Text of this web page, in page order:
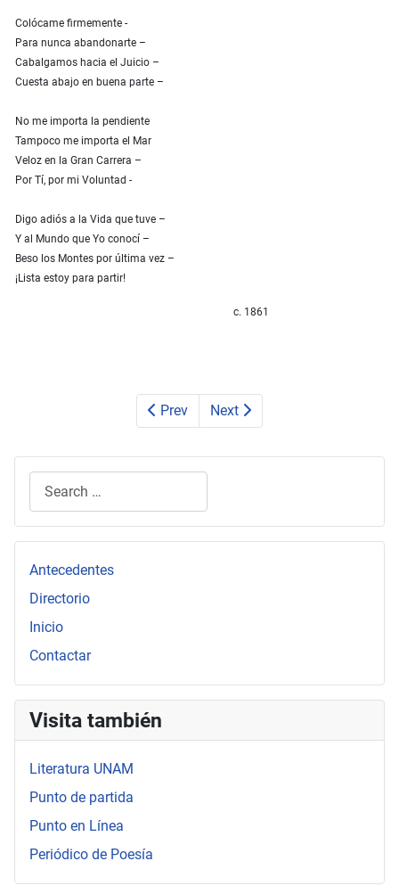
Colócame firmemente ‑
Para nunca abandonarte –
Cabalgamos hacia el Juicio –
Cuesta abajo en buena parte –
No me importa la pendiente
Tampoco me importa el Mar
Veloz en la Gran Carrera –
Por Tí, por mi Voluntad ‑
Digo adiós a la Vida que tuve –
Y al Mundo que Yo conocí –
Beso los Montes por última vez –
¡Lista estoy para partir!
c. 1861
Prev Next
Antecedentes
Directorio
Inicio
Contactar
Visita también
Literatura UNAM
Punto de partida
Punto en Línea
Periódico de Poesía